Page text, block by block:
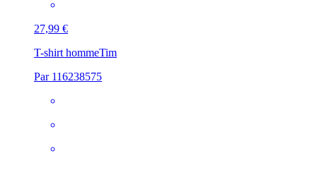
27,99 €
T-shirt hommeTim
Par 116238575